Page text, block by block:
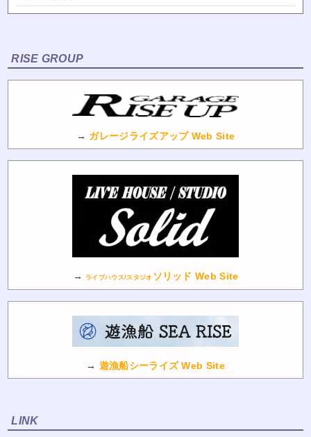
RISE GROUP
→ ガレージライズアップ Web Site
→ ライブハウス/スタジオ ソリッド Web Site
→ 遊漁船シーライズ Web Site
LINK